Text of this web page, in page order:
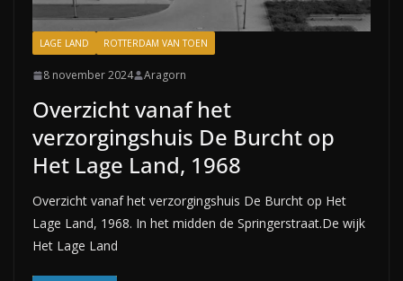
LAGE LAND ROTTERDAM VAN TOEN
8 november 2024 Aragorn
Overzicht vanaf het
verzorgingshuis De Burcht op
Het Lage Land, 1968
Overzicht vanaf het verzorgingshuis De Burcht op Het
Lage Land, 1968. In het midden de Springerstraat.De wijk
Het Lage Land